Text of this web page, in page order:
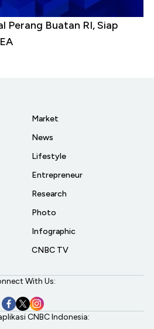
Perang Buatan RI, Siap
Market
News
Lifestyle
Entrepreneur
Research
Photo
Infographic
CNBC TV
With Us:
CNBC Indonesia: